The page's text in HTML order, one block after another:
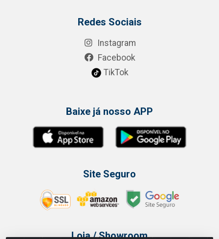
Redes Sociais
Instagram
Facebook
TikTok
Baixe já nosso APP
Site Seguro
Loja / Showroom